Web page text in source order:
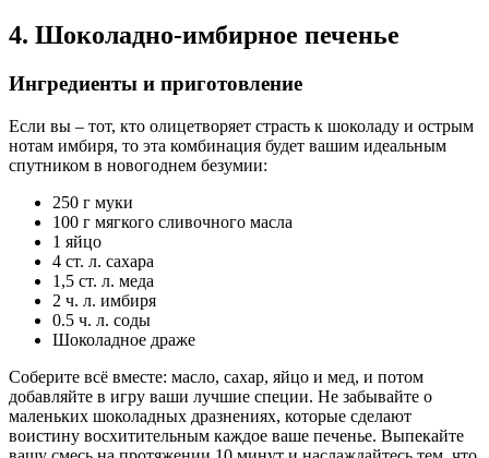
4. Шоколадно-имбирное печенье
Ингредиенты и приготовление
Если вы – тот, кто олицетворяет страсть к шоколаду и острым
нотам имбиря, то эта комбинация будет вашим идеальным
спутником в новогоднем безумии:
250 г муки
100 г мягкого сливочного масла
1 яйцо
4 ст. л. сахара
1,5 ст. л. меда
2 ч. л. имбиря
0.5 ч. л. соды
Шоколадное драже
Соберите всё вместе: масло, сахар, яйцо и мед, и потом
добавляйте в игру ваши лучшие специи. Не забывайте о
маленьких шоколадных дразнениях, которые сделают
воистину восхитительным каждое ваше печенье. Выпекайте